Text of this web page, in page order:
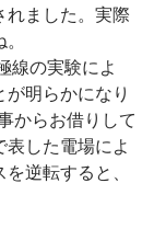
れました。実際
線の実験によ
明らかになり
からお借りして
した電場によ
逆転すると、